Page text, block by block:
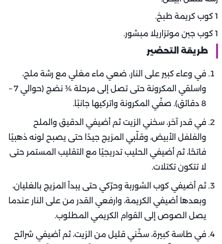
1 كوب كريمة طبخ.
1 كوب جبن موتزاريلا مبشور.
طريقة التحضير
في وعاء كبير على النار، ضعي ماء مغلي مع رشة ملح،
واسلقي المكرونة حتى تصل إلى مرحلة ¾ نضج (حوالي 7 –
8 دقائق). صفّي المكرونة واتركيها جانبًا.
في قدر آخر، سخني الزيت ثم أضيفي الدقيق والملح
والفلفل الأبيض، وقلّبي المزيج جيدًا حتى يصبح لونه ذهبيًا
فاتحًا، ثم أضيفي الحليب تدريجيًا مع التقليب المستمر حتى
لا تتكون تكتلات.
ثم أضيفي كوب الشوربة وحرّكي حتى يبدأ المزيج بالغليان،
وبعدها أضيفي الكريمة، وارفعي القدر من على النار عندما
يصل الصوص إلى القوام الكريمي المطلوب.
في طاسة كبيرة، سخّني قليل من الزيت، ثم أضيفي شرائح